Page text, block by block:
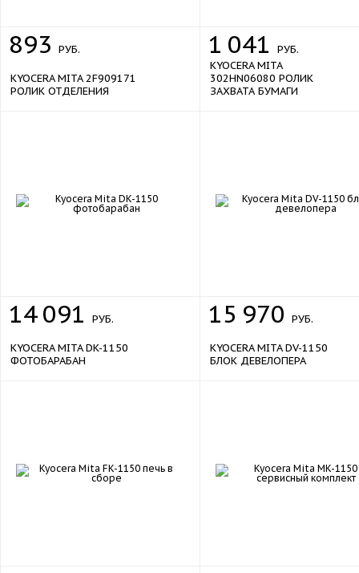
893 РУБ.
KYOCERA MITA 2F909171
РОЛИК ОТДЕЛЕНИЯ
1 041
РУБ.
KYOCERA MITA
302HN06080 РОЛИК
ЗАХВАТА БУМАГИ
14091 РУБ.
KYOCERA MITA DK-1150
ФОТОБАРАБАН
15 970 РУБ.
KYOCERA MITA DV-1150
БЛОК ДЕВЕЛОПЕРА